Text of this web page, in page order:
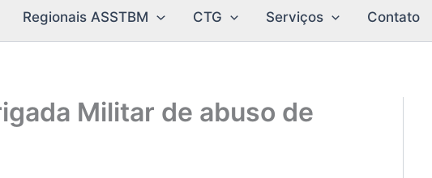
Regionais ASSTBM CTG Serviços Contato
Militar de abuso de